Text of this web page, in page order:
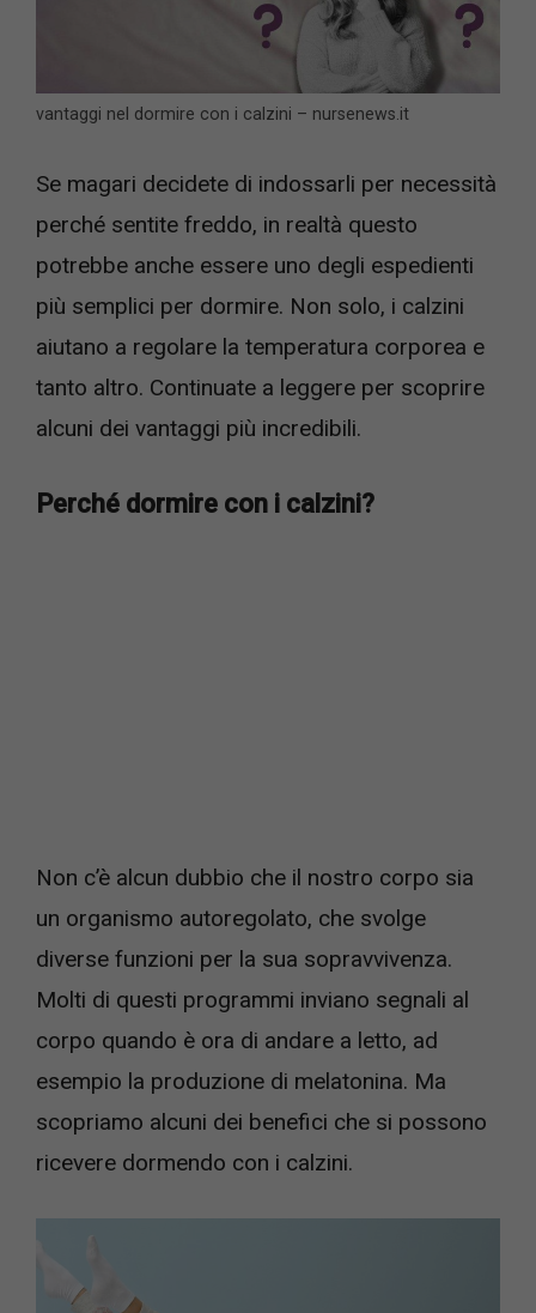
vantaggi nel dormire con i calzini – nursenews.it
Se magari decidete di indossarli per necessità
perché sentite freddo, in realtà questo
potrebbe anche essere uno degli espedienti
più semplici per dormire. Non solo, i calzini
aiutano a regolare la temperatura corporea e
tanto altro. Continuate a leggere per scoprire
alcuni dei vantaggi più incredibili.
Perché dormire con i calzini?
Non c’è alcun dubbio che il nostro corpo sia
un organismo autoregolato, che svolge
diverse funzioni per la sua sopravvivenza.
Molti di questi programmi inviano segnali al
corpo quando è ora di andare a letto, ad
esempio la produzione di melatonina. Ma
scopriamo alcuni dei benefici che si possono
ricevere dormendo con i calzini.